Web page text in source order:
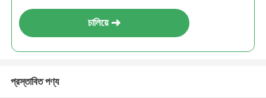
চালিয়ে
প্রস্তাবিত পণ্য